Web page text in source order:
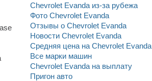
Chevrolet Evanda из-за рубежа
Фото Chevrolet Evanda
Отзывы о Chevrolet Evanda
Новости Chevrolet Evanda
Средняя цена на Chevrolet Evanda
Все марки машин
Chevrolet Evanda на выплату
Пригон авто